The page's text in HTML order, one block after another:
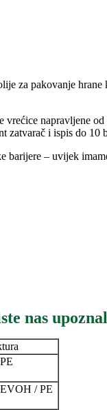
za pakovanje
napravljene
zatvarač i ispis do 10
– uvijek
nas
/ PE